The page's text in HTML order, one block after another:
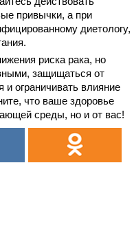
привычки, а при
диетологу,
риска рака, но
защищаться от
и ограничивать влияние
что ваше здоровье
среды, но и от вас!